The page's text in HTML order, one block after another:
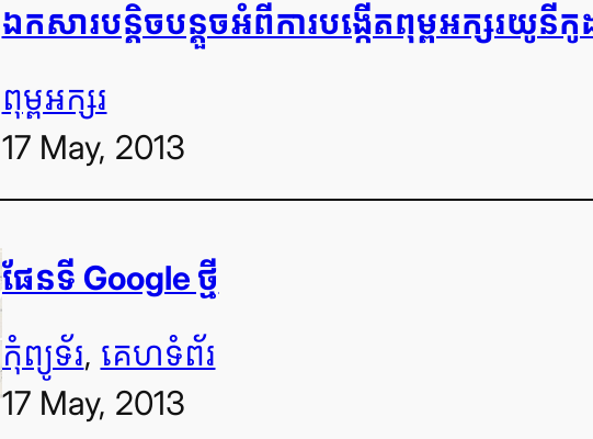
ឯកសារ​បន្តិច​បន្តួច​អំពី​ការ​បង្កើត​ពុម្ព​អក្សរ​យូនីកូដ​
ពុម្ព​អក្សរ
17 May, 2013
ផែន​ទី Google ថ្មី
កុំព្យូទ័រ, គេហទំព័រ
17 May, 2013